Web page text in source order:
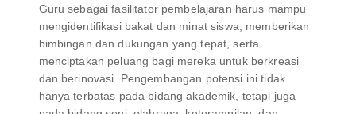
Guru sebagai fasilitator pembelajaran harus mampu
mengidentifikasi bakat dan minat siswa, memberikan
bimbingan dan dukungan yang tepat, serta
menciptakan peluang bagi mereka untuk berkreasi
dan berinovasi. Pengembangan potensi ini tidak
hanya terbatas pada bidang akademik, tetapi juga